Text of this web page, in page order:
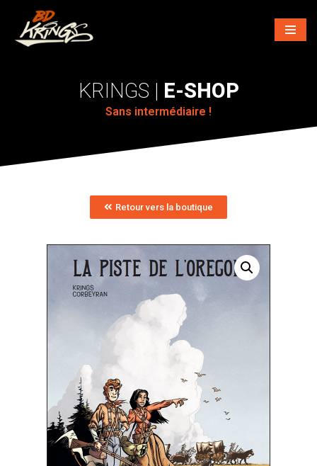
Aller
E-SHOP
Sans intermédiaire !
Retour vers la boutique